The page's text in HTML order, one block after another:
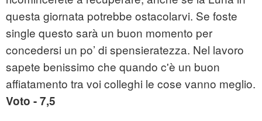
questa giornata potrebbe ostacolarvi. Se foste
single questo sarà un buon momento per
concedersi un po’ di spensieratezza. Nel lavoro
sapete benissimo che quando c'è un buon
affiatamento tra voi colleghi le cose vanno meglio.
Voto - 7,5